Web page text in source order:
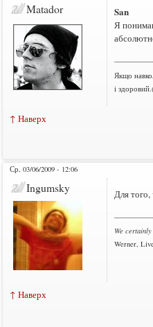
Matador San
Я
Якщо
і
↑ Наверх
Ср, 03/06/2009 - 12:06
Ingumsky Для
We
Werner,
↑ Наверх